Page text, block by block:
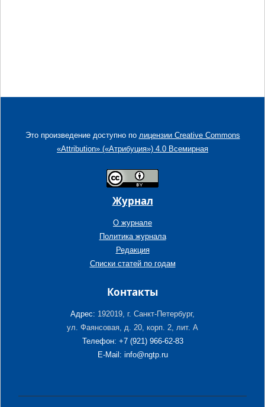
Это произведение доступно по лицензии Creative Commons
«Attribution» («Атрибуция») 4.0 Всемирная
Журнал
О журнале
Политика журнала
Редакция
Списки статей по годам
Контакты
Адрес: 192019, г. Санкт-Петербург,
ул. Фаянсовая, д. 20, корп. 2, лит. А
Телефон: +7 (921) 966-62-83
E-Mail: info@ngtp.ru